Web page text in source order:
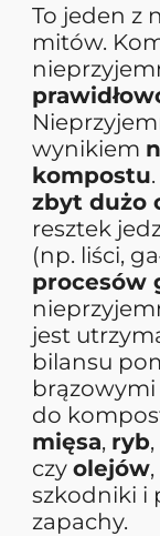
To jeden z
mitów.
wynikiem
kompostu
zbyt dużo
resztek
(np. liści,
procesów
jest
bilansu
brązowymi
do
mięsa, ryb,
czy olejów
szkodniki i
zapachy.